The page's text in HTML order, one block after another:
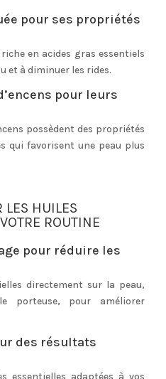
pour ses propriétés
en acides gras essentiels
et à diminuer les rides.
pour leurs
possèdent des propriétés
qui favorisent une peau plus
LES HUILES
ROUTINE
pour réduire les
directement sur la peau,
porteuse, pour améliorer
des résultats
essentielles adaptées à vos